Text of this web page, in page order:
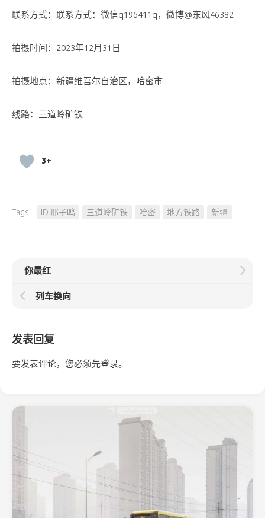
联系方式：联系方式：微信q196411q，微博@东风46382
拍摄时间：2023年12月31日
拍摄地点：新疆维吾尔自治区，哈密市
线路：三道岭矿铁
3+
Tags: ID 邢子鸣 三道岭矿铁 哈密 地方铁路 新疆
你最红
列车换向
发表回复
要发表评论，您必须先登录。